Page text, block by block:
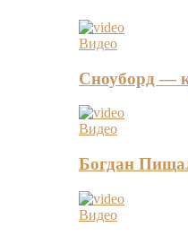
Видео
Сноуборд —
Видео
Богдан
Видео